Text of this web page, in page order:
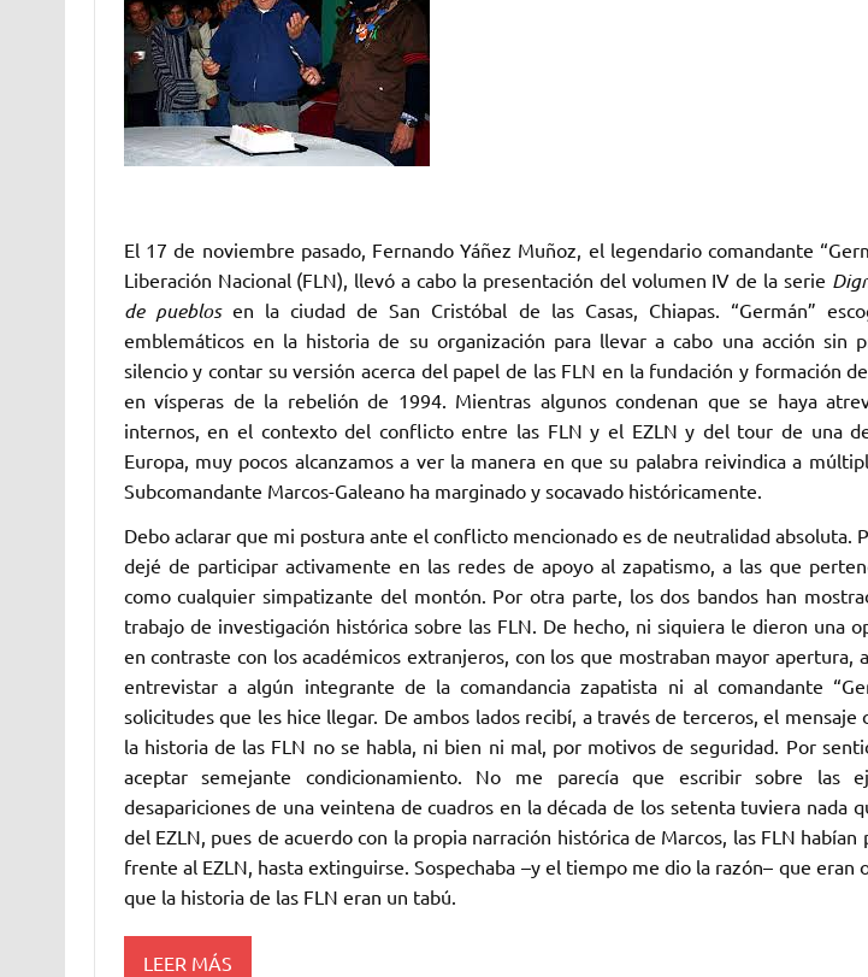
El 17 de noviembre pasado, Fernando Yáñez Muñoz, el legendario comandante
Liberación Nacional (FLN), llevó a cabo la presentación del volumen IV de la serie
de pueblosen la ciudad de San Cristóbal de las Casas, Chiapas. “Germán”
emblemáticos en la historia de su organización para llevar a cabo una acción sin
silencio y contar su versión acerca del papel de las FLN en la fundación y formación
en vísperas de la rebelión de 1994. Mientras algunos condenan que se haya
internos, en el contexto del conflicto entre las FLN y el EZLN y del tour de una
Europa, muy pocos alcanzamos a ver la manera en que su palabra reivindica a
Subcomandante Marcos-Galeano ha marginado y socavado históricamente.
Debo aclarar que mi postura ante el conflicto mencionado es de neutralidad absoluta.
dejé de participar activamente en las redes de apoyo al zapatismo, a las que
como cualquier simpatizante del montón. Por otra parte, los dos bandos han
trabajo de investigación histórica sobre las FLN. De hecho, ni siquiera le dieron una
en contraste con los académicos extranjeros, con los que mostraban mayor apertura,
entrevistar a algún integrante de la comandancia zapatista ni al comandante
solicitudes que les hice llegar. De ambos lados recibí, a través de terceros, el mensaje
la historia de las FLN no se habla, ni bien ni mal, por motivos de seguridad. Por
aceptar semejante condicionamiento. No me parecía que escribir sobre las
desapariciones de una veintena de cuadros en la década de los setenta tuviera nada
del EZLN, pues de acuerdo con la propia narración histórica de Marcos, las FLN
frente al EZLN, hasta extinguirse. Sospechaba –y el tiempo me dio la razón– que eran
que la historia de las FLN eran un tabú.
LEER MÁS